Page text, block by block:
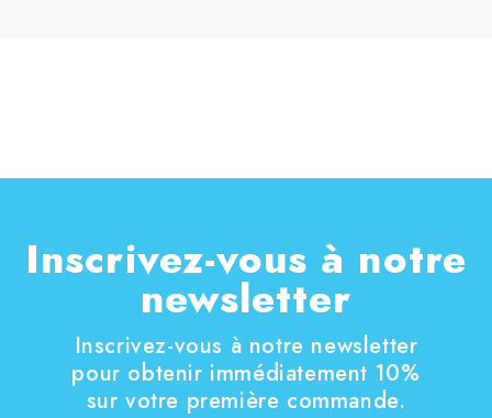
Inscrivez-vous à notre
newsletter
Inscrivez-vous à notre newsletter
pour obtenir immédiatement 10%
sur votre première commande.